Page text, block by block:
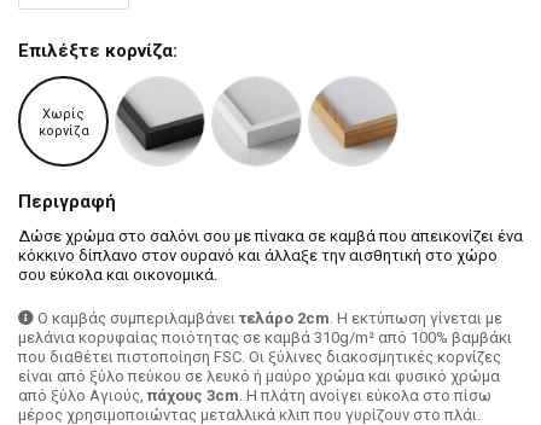
Επιλέξτε κορνίζα:
Χωρίς
κορνίζα
Περιγραφή
Δώσε χρώμα στο σαλόνι σου με πίνακα σε καμβά που απεικονίζει ένα
κόκκινο δίπλανο στον ουρανό και άλλαξε την αισθητική στο χώρο
σου εύκολα και οικονομικά.
Ο καμβάς συμπεριλαμβάνει τελάρο 2cm. H εκτύπωση γίνεται με
μελάνια κορυφαίας ποιότητας σε καμβά 310g/m² από 100% βαμβάκι
που διαθέτει πιστοποίηση FSC. Οι ξύλινες διακοσμητικές κορνίζες
είναι από ξύλο πεύκου σε λευκό ή μαύρο χρώμα και φυσικό χρώμα
από ξύλο Αγιούς, πάχους 3cm. Η πλάτη ανοίγει εύκολα στο πίσω
μέρος χρησιμοποιώντας μεταλλικά κλιπ που γυρίζουν στο πλάι.